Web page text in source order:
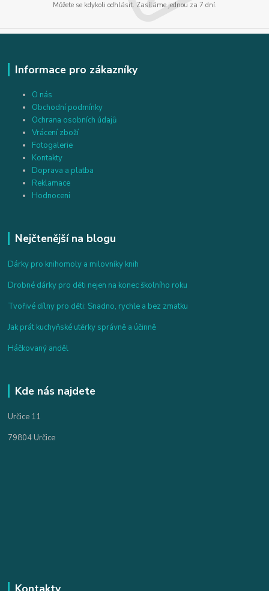
Můžete se kdykoli odhlásit. Zasíláme jednou za 7 dní.
Informace pro zákazníky
O nás
Obchodní podmínky
Ochrana osobních údajů
Vrácení zboží
Fotogalerie
Kontakty
Doprava a platba
Reklamace
Hodnoceni
Nejčtenější na blogu
Dárky pro knihomoly a milovníky knih
Drobné dárky pro děti nejen na konec školního roku
Tvořivé dílny pro děti: Snadno, rychle a bez zmatku
Jak prát kuchyňské utěrky správně a účinně
Háčkovaný anděl
Kde nás najdete
Určice 11
79804 Určice